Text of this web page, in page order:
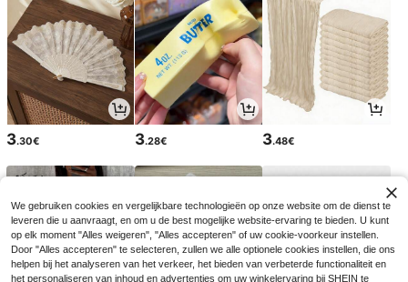
3.30€ 3.28€ 3.48€
We gebruiken cookies en vergelijkbare technologieën op onze website om de dienst te
leveren die u aanvraagt, en om u de best mogelijke website-ervaring te bieden. U kunt
op elk moment "Alles weigeren", "Alles accepteren" of uw cookie-voorkeur instellen.
Door "Alles accepteren" te selecteren, zullen we alle optionele cookies instellen, die ons
helpen bij het analyseren van het verkeer, het bieden van verbeterde functionaliteit en
het personaliseren van inhoud en advertenties om uw winkelervaring bij SHEIN te